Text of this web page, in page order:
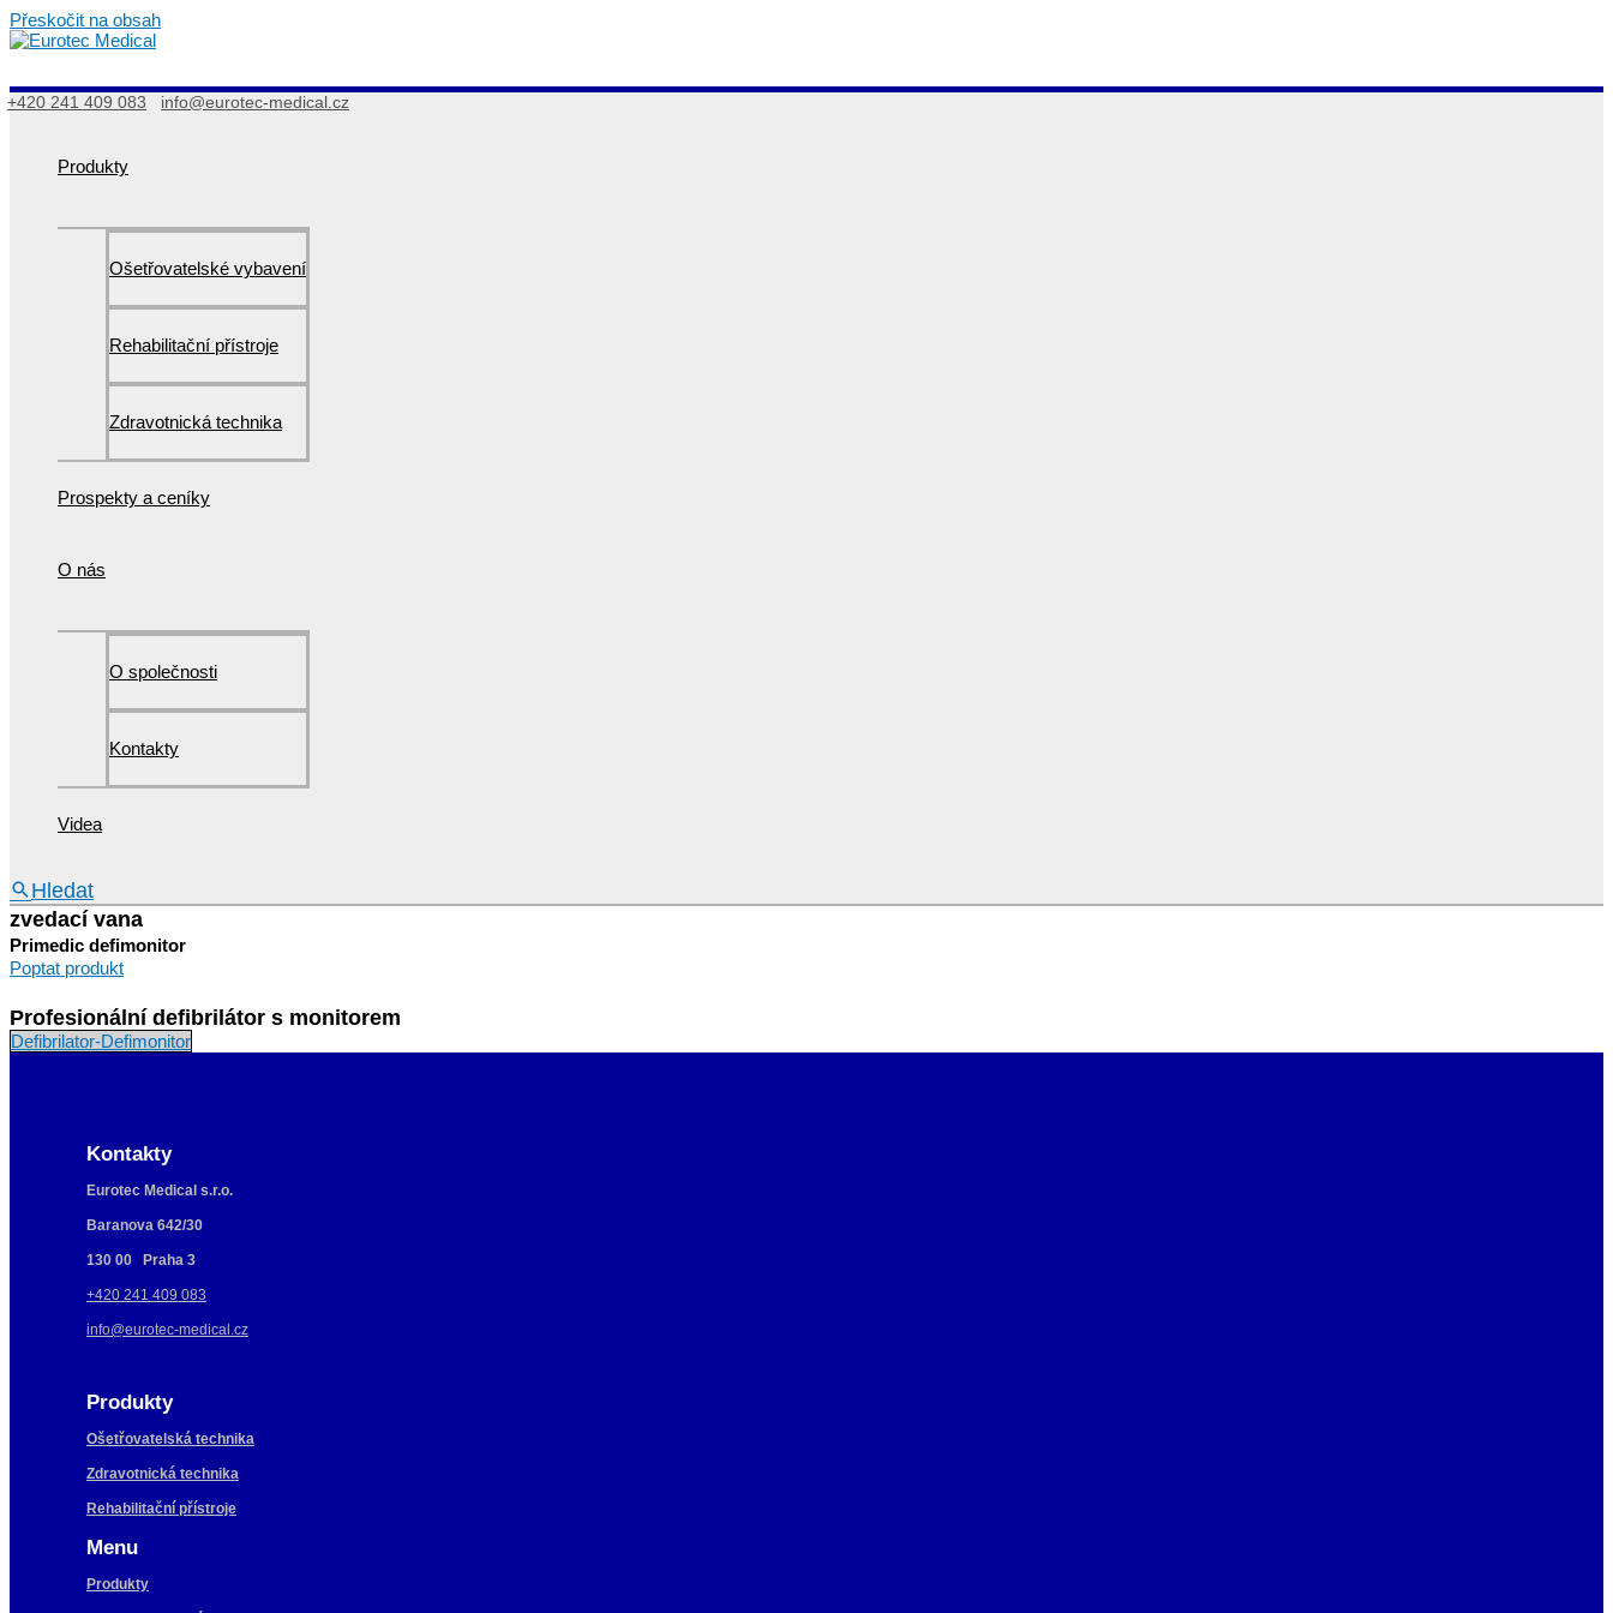
Přeskočit na obsah
+420 241 409 083 info@eurotec-medical.cz
Produkty
Ošetřovatelské vybavení
Rehabilitační přístroje
Zdravotnická technika
Prospekty a ceníky
O nás
O společnosti
Kontakty
Videa
Hledat
zvedací vana
Primedic defimonitor
Poptat produkt
Profesionální defibrilátor s monitorem
Defibrilator-Defimonitor
Kontakty
Eurotec Medical s.r.o.
Baranova 642/30
130 00 Praha 3
+420 241 409 083
info@eurotec-medical.cz
Produkty
Ošetřovatelská technika
Zdravotnická technika
Rehabilitační přístroje
Menu
Produkty